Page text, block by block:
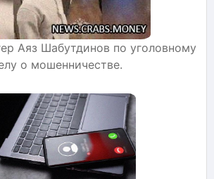
Аяз Шабутдинов по уголовному
о мошенничестве.